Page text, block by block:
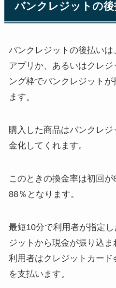
バンクレジットの
バンクレジットの後払い
アプリか、あるいはクレ
ング枠でバンクレジット
ます。
購入した商品はバンクレ
金化してくれます。
このときの換金率は初回
88％となります。
最短10分で利用者が指定
ジットから現金が振り込ま
利用者はクレジットカー
を支払います。